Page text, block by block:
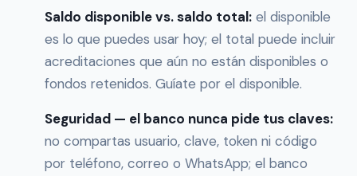
Saldo disponible vs. saldo total: el disponible
es lo que puedes usar hoy; el total puede incluir
acreditaciones que aún no están disponibles o
fondos retenidos. Guíate por el disponible.
Seguridad — el banco nunca pide tus claves:
no compartas usuario, clave, token ni código
por teléfono, correo o WhatsApp; el banco